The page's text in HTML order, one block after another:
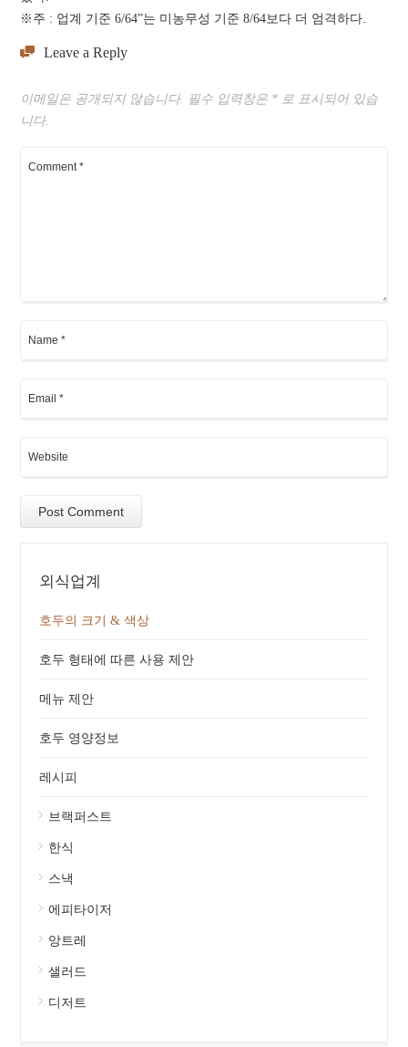
※주 : 업계 기준 6/64”는 미농무성 기준 8/64보다 더 엄격하다.
Leave a Reply
이메일은 공개되지 않습니다. 필수 입력창은 * 로 표시되어 있습
니다.
외식업계
호두의 크기 & 색상
호두 형태에 따른 사용 제안
메뉴 제안
호두 영양정보
레시피
브랙퍼스트
한식
스낵
에피타이저
앙트레
샐러드
디저트